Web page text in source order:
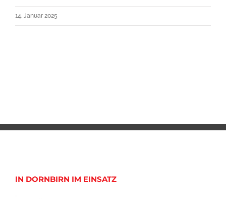
14. Januar 2025
IN DORNBIRN IM EINSATZ